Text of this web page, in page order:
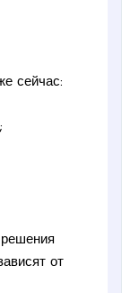
сейчас:
решения
от